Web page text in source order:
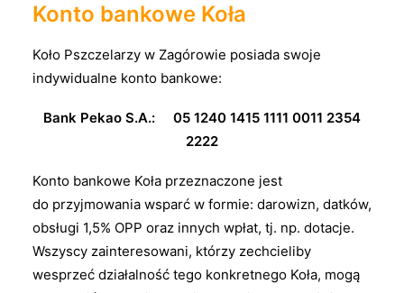
Konto bankowe Koła
Koło Pszczelarzy w Zagórowie posiada swoje
indywidualne konto bankowe:
Bank Pekao S.A.: 05 1240 1415 1111 0011 2354
2222
Konto bankowe Koła przeznaczone jest
do przyjmowania wsparć w formie: darowizn, datków,
obsługi 1,5% OPP oraz innych wpłat, tj. np. dotacje.
Wszyscy zainteresowani, którzy zechcieliby
wesprzeć działalność tego konkretnego Koła, mogą